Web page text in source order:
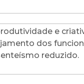
e
dos
reduzido.